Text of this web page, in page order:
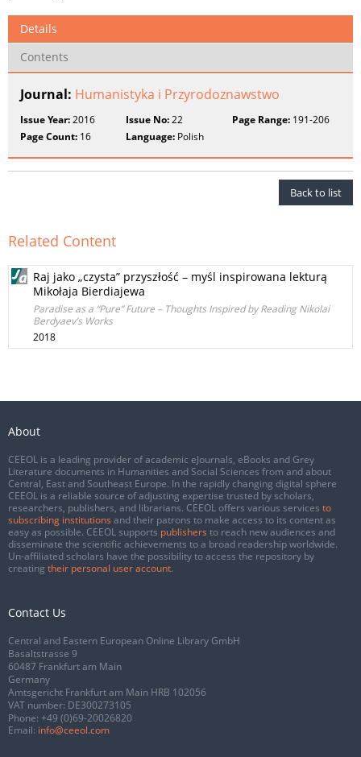
Details
Contents
Journal: Humanistyka i Przyrodoznawstwo
Issue Year:2016 Issue No:22 Page Range:191-206
Page Count: 16 Language: Polish
Back to list
Related Content
Raj jako „czysta” przyszłość – myśl inspirowana lekturą
Mikołaja Bierdiajewa
Paradise as a “Pure” Future – Thoughts Inspired by Reading Nikolai
Berdyaev’s Works
2018
About
CEEOL is a leading provider of academic eJournals, eBooks and Grey
Literature documents in Humanities and Social Sciences from and about
Central, East and Southeast Europe. In the rapidly changing digital sphere
CEEOL is a reliable source of adjusting expertise trusted by scholars,
researchers, publishers, and librarians. CEEOL offers various services to
subscribing institutions and their patrons to make access to its content as
easy as possible. CEEOL supports publishers to reach new audiences and
disseminate the scientific achievements to a broad readership worldwide.
Un-affiliated scholars have the possibility to access the repository by
creating their personal user account.
Contact Us
Central and Eastern European Online Library GmbH
Basaltstrasse 9
60487 Frankfurt am Main
Germany
Amtsgericht Frankfurt am Main HRB 102056
VAT number: DE300273105
Phone: +49 (0)69-20026820
Email: info@ceeol.com